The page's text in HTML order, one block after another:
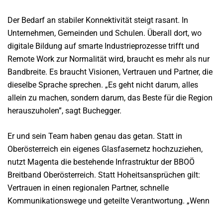
Der Bedarf an stabiler Konnektivität steigt rasant. In
Unternehmen, Gemeinden und Schulen. Überall dort, wo
digitale Bildung auf smarte Industrieprozesse trifft und
Remote Work zur Normalität wird, braucht es mehr als nur
Bandbreite. Es braucht Visionen, Vertrauen und Partner, die
dieselbe Sprache sprechen. „Es geht nicht darum, alles
allein zu machen, sondern darum, das Beste für die Region
herauszuholen”, sagt Buchegger.
Er und sein Team haben genau das getan. Statt in
Oberösterreich ein eigenes Glasfasernetz hochzuziehen,
nutzt Magenta die bestehende Infrastruktur der BBOÖ
Breitband Oberösterreich. Statt Hoheitsansprüchen gilt:
Vertrauen in einen regionalen Partner, schnelle
Kommunikationswege und geteilte Verantwortung. „Wenn